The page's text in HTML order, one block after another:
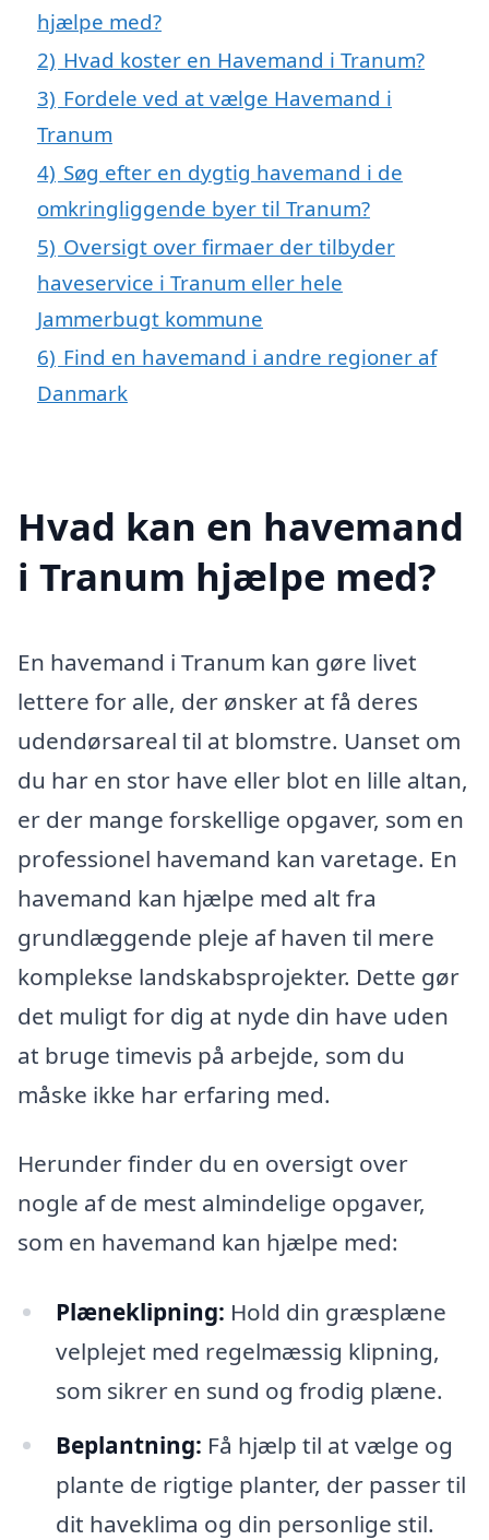
hjælpe med?
2) Hvad koster en Havemand i Tranum?
3) Fordele ved at vælge Havemand i
Tranum
4) Søg efter en dygtig havemand i de
omkringliggende byer til Tranum?
5) Oversigt over firmaer der tilbyder
haveservice i Tranum eller hele
Jammerbugt kommune
6) Find en havemand i andre regioner af
Danmark
Hvad kan en havemand
i Tranum hjælpe med?
En havemand i Tranum kan gøre livet
lettere for alle, der ønsker at få deres
udendørsareal til at blomstre. Uanset om
du har en stor have eller blot en lille altan,
er der mange forskellige opgaver, som en
professionel havemand kan varetage. En
havemand kan hjælpe med alt fra
grundlæggende pleje af haven til mere
komplekse landskabsprojekter. Dette gør
det muligt for dig at nyde din have uden
at bruge timevis på arbejde, som du
måske ikke har erfaring med.
Herunder finder du en oversigt over
nogle af de mest almindelige opgaver,
som en havemand kan hjælpe med:
Plæneklipning: Hold din græsplæne
velplejet med regelmæssig klipning,
som sikrer en sund og frodig plæne.
Beplantning: Få hjælp til at vælge og
plante de rigtige planter, der passer til
dit haveklima og din personlige stil.